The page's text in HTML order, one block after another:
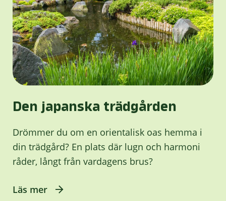
Den japanska trädgården
Drömmer du om en orientalisk oas hemma i
din trädgård? En plats där lugn och harmoni
råder, långt från vardagens brus?
Läs mer